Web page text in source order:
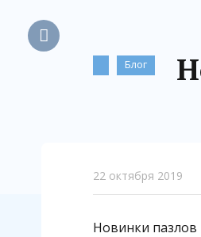
Блог
22 октября 2019
Новинки пазлов